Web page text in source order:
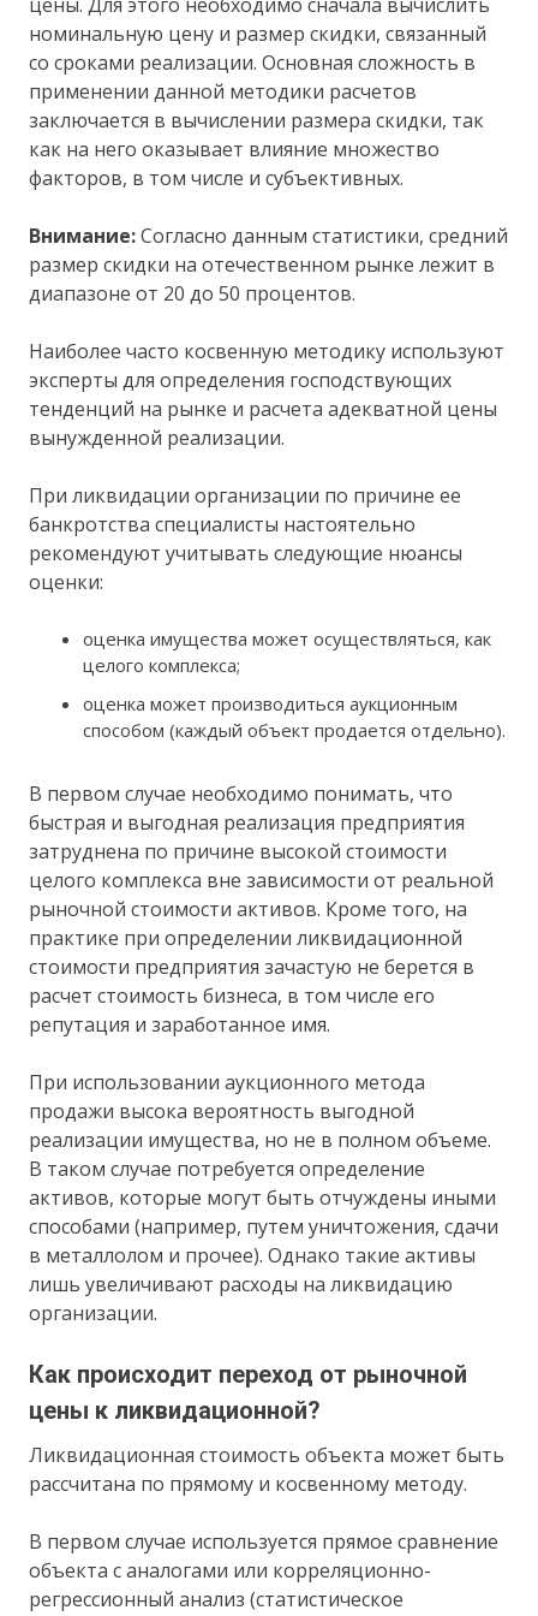
номинальную цену и размер скидки, связанный
со сроками реализации. Основная сложность в
применении данной методики расчетов
заключается в вычислении размера скидки, так
как на него оказывает влияние множество
факторов, в том числе и субъективных.
Внимание:Согласно данным статистики, средний
размер скидки на отечественном рынке лежит в
диапазоне от 20 до 50 процентов.
Наиболее часто косвенную методику используют
эксперты для определения господствующих
тенденций на рынке и расчета адекватной цены
вынужденной реализации.
При ликвидации организации по причине ее
банкротства специалисты настоятельно
рекомендуют учитывать следующие нюансы
оценки:
оценка имущества может осуществляться, как
целого комплекса;
оценка может производиться аукционным
способом (каждый объект продается отдельно).
В первом случае необходимо понимать, что
быстрая и выгодная реализация предприятия
затруднена по причине высокой стоимости
целого комплекса вне зависимости от реальной
рыночной стоимости активов. Кроме того, на
практике при определении ликвидационной
стоимости предприятия зачастую не берется в
расчет стоимость бизнеса, в том числе его
репутация и заработанное имя.
При использовании аукционного метода
продажи высока вероятность выгодной
реализации имущества, но не в полном объеме.
В таком случае потребуется определение
активов, которые могут быть отчуждены иными
способами (например, путем уничтожения, сдачи
в металлолом и прочее). Однако такие активы
лишь увеличивают расходы на ликвидацию
организации.
Как происходит переход от рыночной
цены к ликвидационной?
Ликвидационная стоимость объекта может быть
рассчитана по прямому и косвенному методу.
В первом случае используется прямое сравнение
объекта с аналогами или корреляционно-
регрессионный анализ (статистическое